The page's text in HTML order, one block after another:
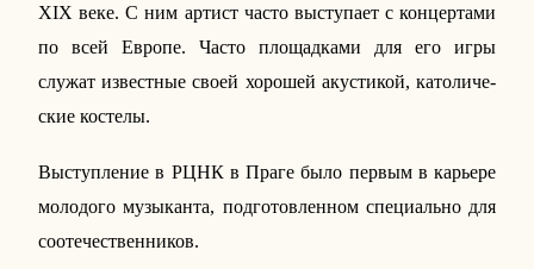
XIX веке. С ним артист часто вы­сту­па­ет с кон­цер­та­ми
по всей Европе. Часто пло­щад­ка­ми для его игры
служат из­вест­ные своей хо­ро­шей аку­сти­кой, ка­то­ли­че­
ские ко­сте­лы.
Вы­ступ­ле­ние в РЦНК в Праге было первым в ка­рье­ре
мо­ло­до­го му­зы­кан­та, под­го­тов­лен­ном спе­ци­аль­но для
со­оте­че­ствен­ни­ков.